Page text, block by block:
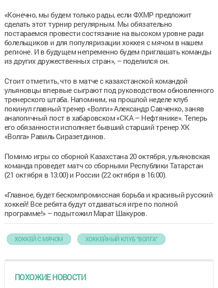
«Конечно, мы будем только рады, если ФХМР предложит
сделать этот турнир регулярным. Мы обязательно
постараемся провести состязание на высоком уровне ради
болельщиков и для популяризации хоккея с мячом в нашем
регионе. И в будущем непременно будем приглашать команды
из других дружественных стран», – поделился он.
Стоит отметить, что в матче с казахстанской командой
ульяновцы впервые сыграют под руководством обновленного
тренерского штаба. Напомним, на прошлой неделе клуб
покинул главный тренер «Волги» Александр Савченко, заняв
аналогичный пост в хабаровском «СКА – Нефтянике». Теперь
его обязанности исполняет бывший старший тренер ХК
«Волга» Равиль Сиразетдинов.
Помимо игры со сборной Казахстана 20 октября, ульяновская
команда проведет матч со сборными Республики Татарстан
(21 октября в 13:00) и России (22 октября в 16:00).
«Главное, будет бескомпромиссная борьба и красивый русский
хоккей! Все ребята будут отдаваться игре по полной
программе!» – подытожил Марат Шакуров.
ХОККЕЙ С МЯЧОМ ХОККЕЙНЫЙ КЛУБ "ВОЛГА"
ПОХОЖИЕ НОВОСТИ